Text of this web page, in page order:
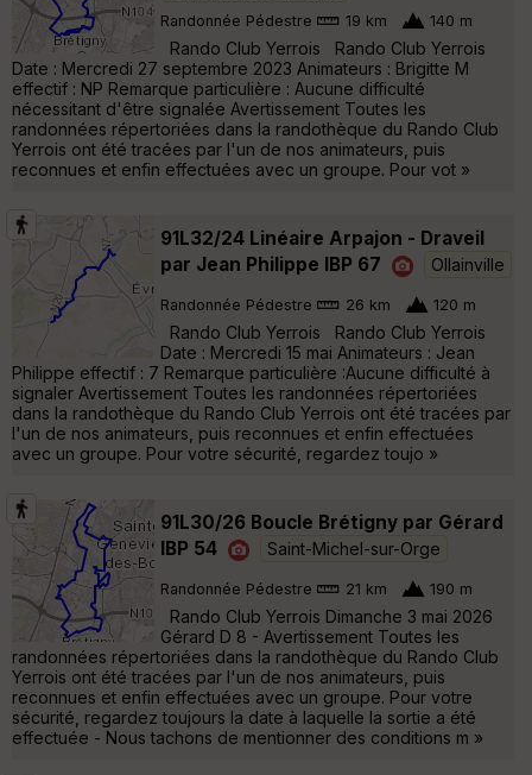
Randonnée Pédestre 19 km 140 m
Rando Club Yerrois Rando Club Yerrois
Date : Mercredi 27 septembre 2023 Animateurs : Brigitte M
effectif : NP Remarque particulière : Aucune difficulté
nécessitant d'être signalée Avertissement Toutes les
randonnées répertoriées dans la randothèque du Rando Club
Yerrois ont été tracées par l'un de nos animateurs, puis
reconnues et enfin effectuées avec un groupe. Pour vot »
91L32/24 Linéaire Arpajon - Draveil
par Jean Philippe IBP 67
Ollainville
Randonnée Pédestre 26 km 120 m
Rando Club Yerrois Rando Club Yerrois
Date : Mercredi 15 mai Animateurs : Jean
Philippe effectif : 7 Remarque particulière :Aucune difficulté à
signaler Avertissement Toutes les randonnées répertoriées
dans la randothèque du Rando Club Yerrois ont été tracées par
l'un de nos animateurs, puis reconnues et enfin effectuées
avec un groupe. Pour votre sécurité, regardez toujo »
91L30/26 Boucle Brétigny par Gérard
IBP 54
Saint-Michel-sur-Orge
Randonnée Pédestre 21 km 190 m
Rando Club Yerrois Dimanche 3 mai 2026
Gérard D 8 - Avertissement Toutes les
randonnées répertoriées dans la randothèque du Rando Club
Yerrois ont été tracées par l'un de nos animateurs, puis
reconnues et enfin effectuées avec un groupe. Pour votre
sécurité, regardez toujours la date à laquelle la sortie a été
effectuée - Nous tachons de mentionner des conditions m »